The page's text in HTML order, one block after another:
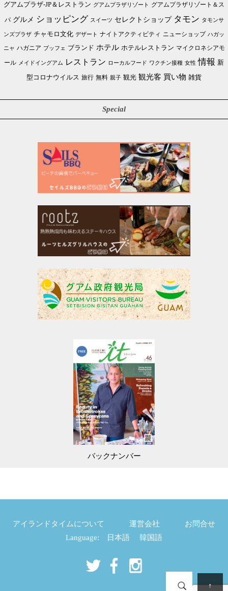
グアムプラザ-JP＆レストラン グアムプラザリゾート グアムプラザリゾート＆ス
パ グルメ ショッピング スイーツ セレクトショップ タモン タモンサ
ンズプラザ チャモロ文化 デザート ナイトアクティビティ ニューショップ ハガッ
ニャ ハガニア ブッフェ ブランド ホテル ホテルレストラン マイクロネシアモ
ール メイドイングアム レストラン ローカルフード ワクチン接種 女性 情報 新
型コロナウイルス 旅行 無料 親子 観光 観光客 買い物 雑貨
Special
バックナンバー
アイランドタイムについて 運営会社
お問合せ
Language:
日本語 韓国語
↑